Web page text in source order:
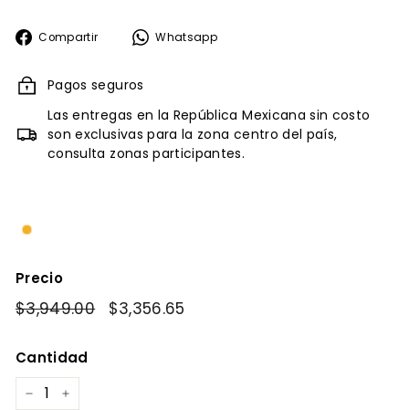
Compartir
CompartirWhatsapp
Pagos seguros
Las entregas en la República Mexicana sin costo
son exclusivas para la zona centro del país,
consulta zonas participantes.
Precio
Precio
$3,949.00$3,949.00
Precio
$3,356.65
Cantidad
− +